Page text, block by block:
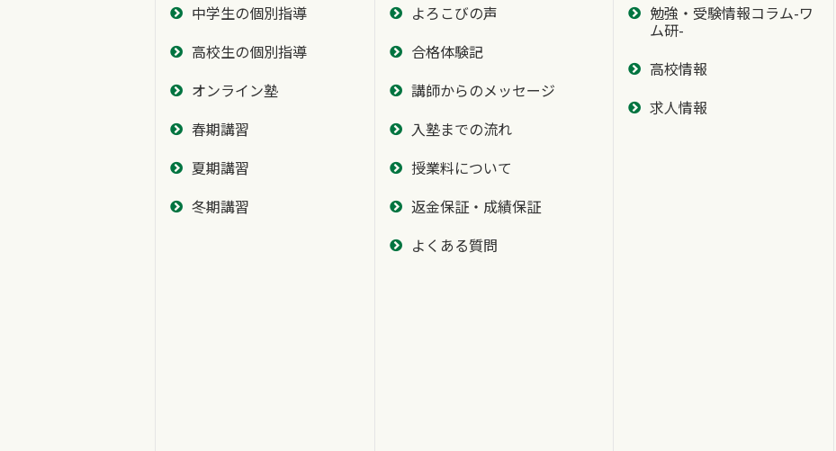
中学生の個別指導
高校生の個別指導
オンライン塾
春期講習
夏期講習
冬期講習
よろこびの声
合格体験記
講師からのメッセージ
入塾までの流れ
授業料について
返金保証・成績保証
よくある質問
勉強・受験情報コラム-ワ
ム研-
高校情報
求人情報